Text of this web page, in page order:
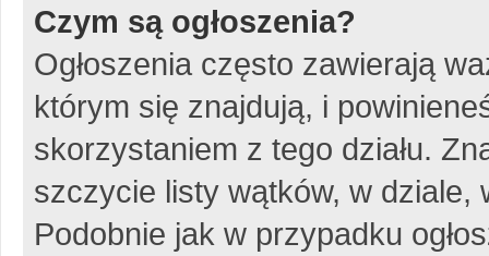
Czym są ogłoszenia?
Ogłoszenia często zawierają
którym się znajdują, i
skorzystaniem z tego działu.
szczycie listy wątków, w dziale,
Podobnie jak w przypadku